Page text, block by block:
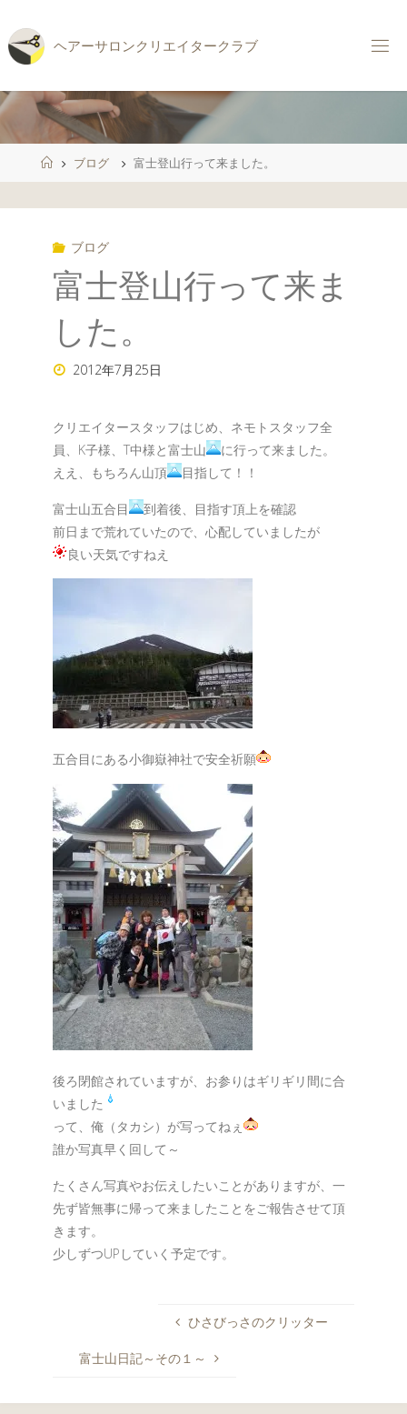
ン
テ
ツ
ス
ヘアーサロ ンク リ エイ タークラブ
ホ
ー
ブログ 富士登山行って来ました。
ブログ
富士登山行って来ま
した。
2012年7月25日
クリエイタースタッフはじめ、ネモトスタッフ全
員、K子様、T中様と富士山
に行って来ました。
ええ、もちろん山頂
目指して！！
富士山五合目
到着後、目指す頂上を確認
前日まで荒れていたので、心配していましたが
良い天気ですねえ
五合目にある小御嶽神社で安全祈願
後ろ閉館されていますが、お参りはギリギリ間に合
いました
って、俺（タカシ）が写ってねぇ
誰か写真早く回して～
たくさん写真やお伝えしたいことがありますが、一
先ず皆無事に帰って来ましたことをご報告させて頂
きます。
少しずつUPしていく予定です。
ひさびっさのクリッター
富士山日記～その１～